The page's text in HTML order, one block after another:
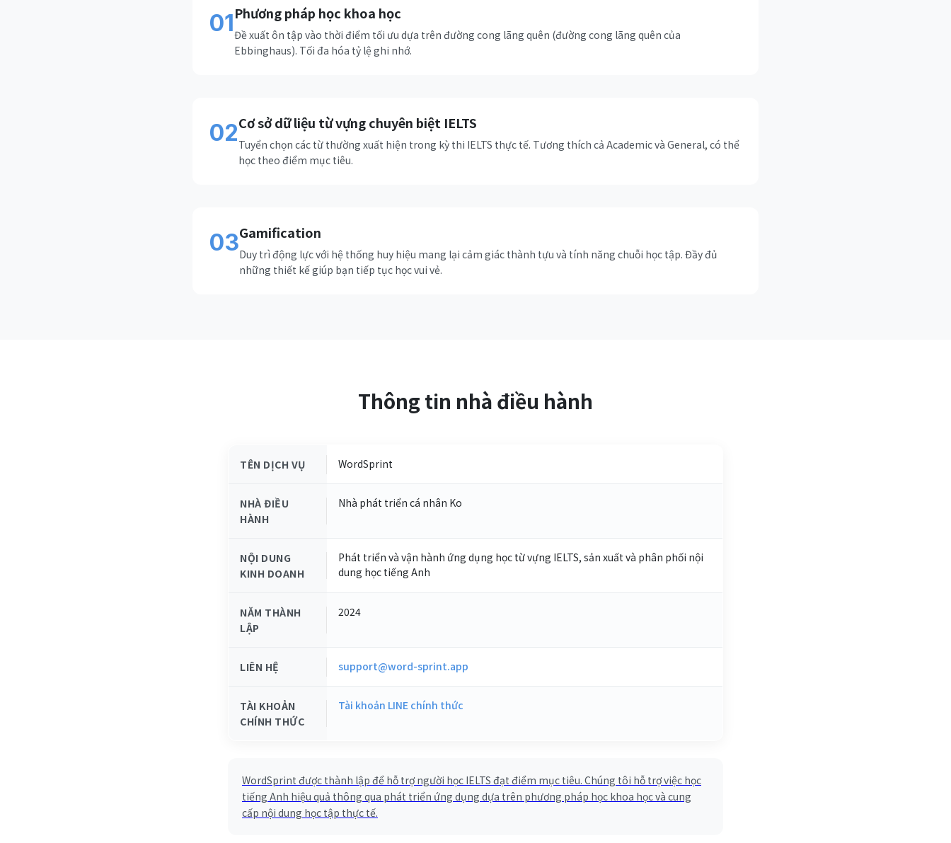
01Phương pháp học khoa học
Đề xuất ôn tập vào thời điểm tối ưu dựa trên đường cong lãng quên (đường cong lãng quên của
Ebbinghaus). Tối đa hóa tỷ lệ ghi nhớ.
02Cơ sở dữ liệu từ vựng chuyên biệt IELTS
Tuyển chọn các từ thường xuất hiện trong kỳ thi IELTS thực tế. Tương thích cả Academic và General, có thể
học theo điểm mục tiêu.
03Gamification
Duy trì động lực với hệ thống huy hiệu mang lại cảm giác thành tựu và tính năng chuỗi học tập. Đầy đủ
những thiết kế giúp bạn tiếp tục học vui vẻ.
Thông tin nhà điều hành
TÊN DỊCH VỤ WordSprint
NHÀ ĐIỀU
HÀNH
Nhà phát triển cá nhân Ko
NỘI DUNG
KINH DOANH
Phát triển và vận hành ứng dụng học từ vựng IELTS, sản xuất và phân phối nội
dung học tiếng Anh
NĂM THÀNH
LẬP
2024
LIÊN HỆ support@word-sprint.app
TÀI KHOẢN
CHÍNH THỨC
Tài khoản LINE chính thức
WordSprint được thành lập để hỗ trợ người học IELTS đạt điểm mục tiêu. Chúng tôi hỗ trợ việc học
tiếng Anh hiệu quả thông qua phát triển ứng dụng dựa trên phương pháp học khoa học và cung
cấp nội dung học tập thực tế.